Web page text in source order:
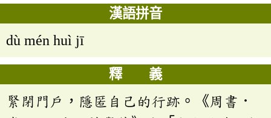
漢語拼音
dù mén huì jī
釋 義
緊閉門戶，隱匿自己的行跡。《周書．